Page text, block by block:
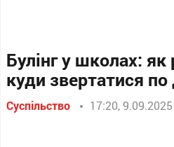
Булінг у школах: як
куди звертатися
Суспільство 17:20, 9.09.2025